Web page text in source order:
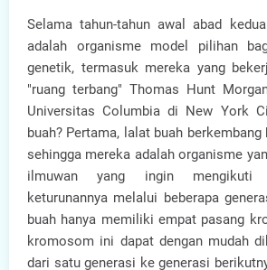
Selama tahun-tahun awal abad
adalah organisme model pilihan
genetik, termasuk mereka yang
"ruang terbang" Thomas Hunt
Universitas Columbia di New York
buah? Pertama, lalat buah
sehingga mereka adalah organisme
ilmuwan yang ingin mengikuti
keturunannya melalui beberapa
buah hanya memiliki empat pasang
kromosom ini dapat dengan mudah
dari satu generasi ke generasi